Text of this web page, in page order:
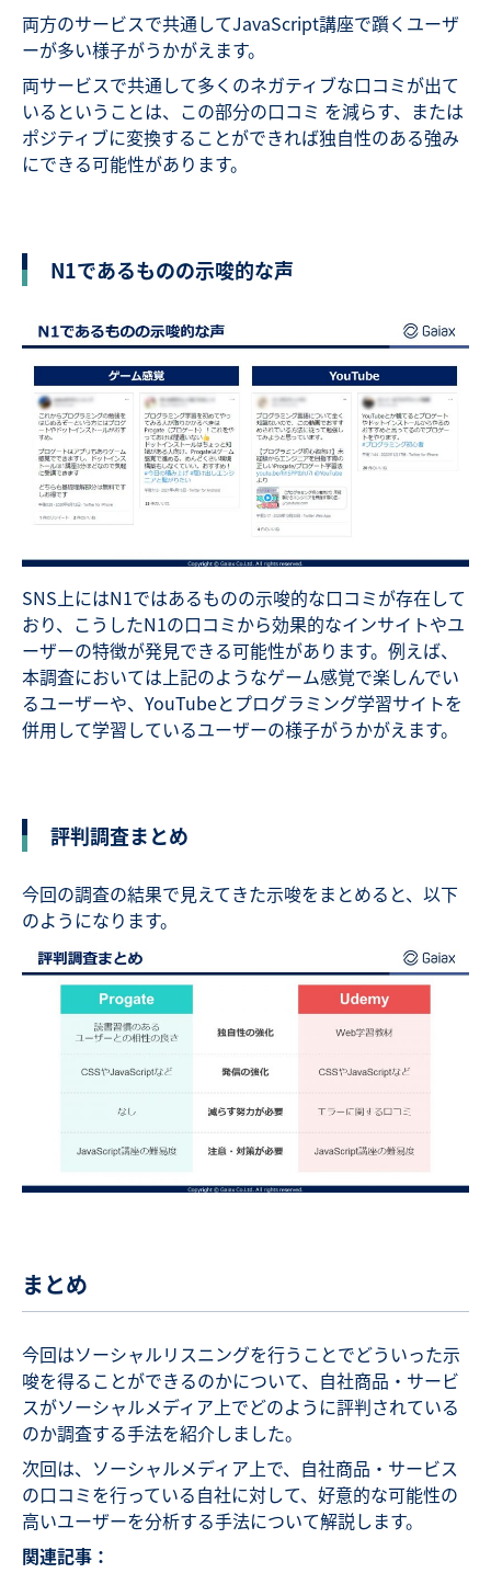
両方のサービスで共通してJavaScript講座で躓くユーザ
ーが多い様子がうかがえます。
両サービスで共通して多くのネガティブな口コミが出て
いるということは、この部分の口コミ を減らす、または
ポジティブに変換することができれば独自性のある強み
にできる可能性があります。
N1であるものの示唆的な声
SNS上にはN1ではあるものの示唆的な口コミが存在して
おり、こうしたN1の口コミから効果的なインサイトやユ
ーザーの特徴が発見できる可能性があります。例えば、
本調査においては上記のようなゲーム感覚で楽しんでい
るユーザーや、YouTubeとプログラミング学習サイトを
併用して学習しているユーザーの様子がうかがえます。
評判調査まとめ
今回の調査の結果で見えてきた示唆をまとめると、以下
のようになります。
まとめ
今回はソーシャルリスニングを行うことでどういった示
唆を得ることができるのかについて、自社商品・サービ
スがソーシャルメディア上でどのように評判されている
のか調査する手法を紹介しました。
次回は、ソーシャルメディア上で、自社商品・サービス
の口コミを行っている自社に対して、好意的な可能性の
高いユーザーを分析する手法について解説します。
関連記事：